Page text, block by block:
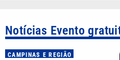
Notícias Evento
CAMPINAS E REGIÃO